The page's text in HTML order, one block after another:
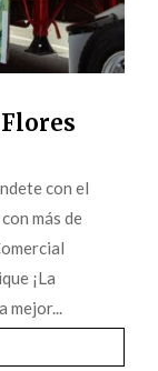
con el
más de
¡La
mejor...